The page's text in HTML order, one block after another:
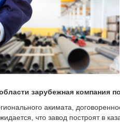
зарубежная компания
акимата,
что завод построят в